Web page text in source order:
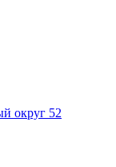
округ 52